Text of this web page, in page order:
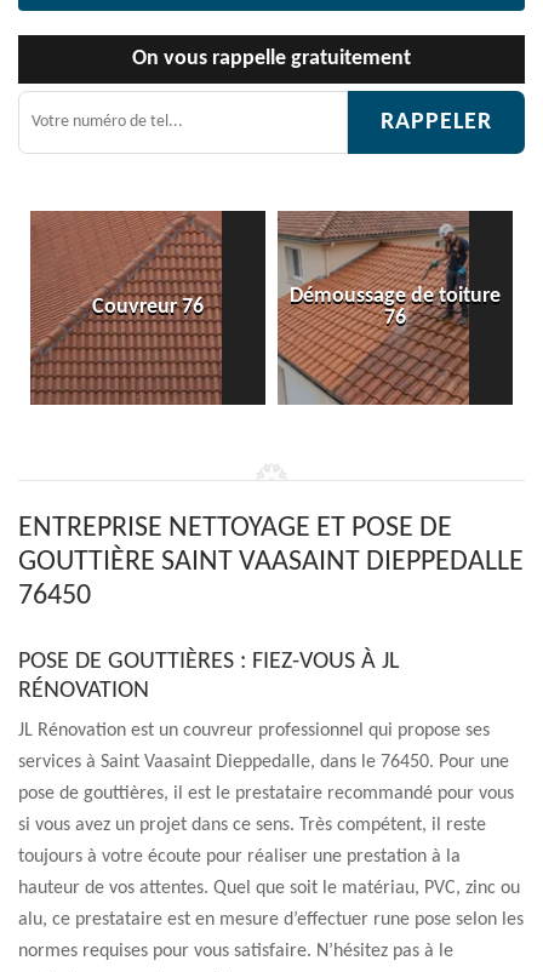
On vous rappelle gratuitement
76
Démoussage de toiture
76
Etanchéité toiture
ENTREPRISE NETTOYAGE ET POSE DE
GOUTTIÈRE SAINT VAASAINT DIEPPEDALLE
76450
POSE DE GOUTTIÈRES : FIEZ-VOUS À JL
RÉNOVATION
JL Rénovation est un couvreur professionnel qui propose ses
services à Saint Vaasaint Dieppedalle, dans le 76450. Pour une
pose de gouttières, il est le prestataire recommandé pour vous
si vous avez un projet dans ce sens. Très compétent, il reste
toujours à votre écoute pour réaliser une prestation à la
hauteur de vos attentes. Quel que soit le matériau, PVC, zinc ou
alu, ce prestataire est en mesure d’effectuer rune pose selon les
normes requises pour vous satisfaire. N’hésitez pas à le